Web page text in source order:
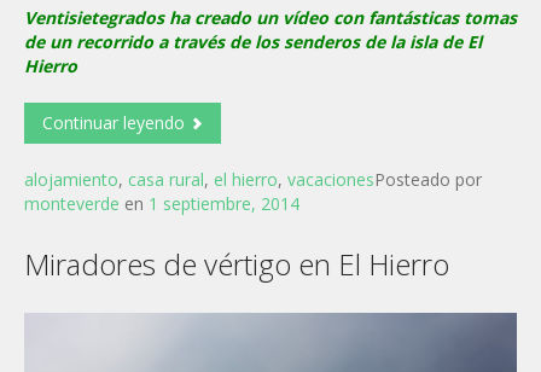
Ventisietegrados ha creado un vídeo con fantásticas tomas
de un recorrido a través de los senderos de la isla de El
Hierro
Continuar leyendo
alojamiento, casa rural, el hierro, vacacionesPosteado por
monteverde en 1 septiembre, 2014
Miradores de vértigo en El Hierro